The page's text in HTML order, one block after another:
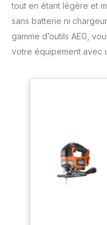
tout en étant légère et
sans batterie ni
gamme d’outils AEG,
votre équipement avec